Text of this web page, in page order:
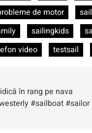
de motor
sailingkids
video testsail
în rang pe nava
#sailboat #sailor